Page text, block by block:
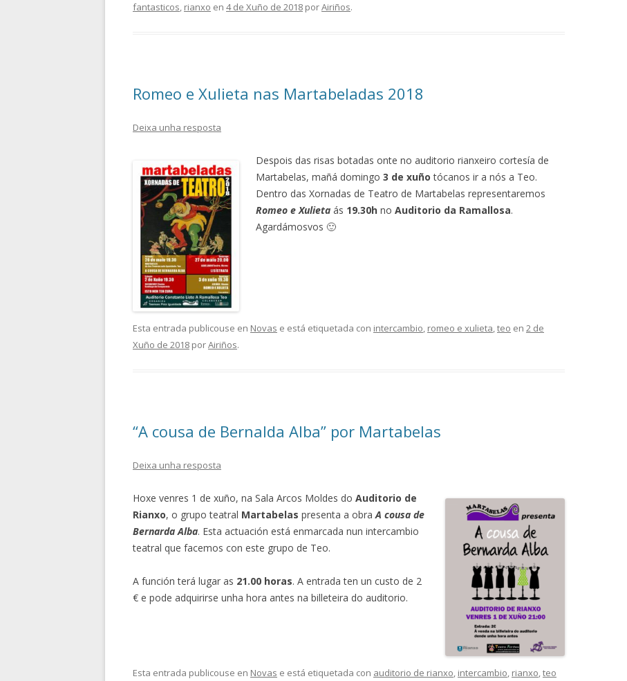
fantasticos, rianxo en 4 de Xuño de 2018 porAiriños.
Romeo e Xulieta nas Martabeladas 2018
Deixa unha resposta
Despois das risas botadas onte no auditorio rianxeiro cortesía de
Martabelas, mañá domingo 3 de xuño tócanos ir a nós a Teo.
Dentro das Xornadas de Teatro de Martabelas representaremos
Romeo e Xulieta ás 19.30h no Auditorio da Ramallosa.
Agardámosvos 🙂
Esta entrada publicouse en Novas e está etiquetada con intercambio, romeo e xulieta,teo en 2 de
Xuño de 2018 porAiriños.
“A cousa de Bernalda Alba” por Martabelas
Deixa unha resposta
Hoxe venres 1 de xuño, na Sala Arcos Moldes do Auditorio de
Rianxo, o grupo teatral Martabelas presenta a obraA cousa de
Bernarda Alba. Esta actuación está enmarcada nun intercambio
teatral que facemos con este grupo de Teo.
A función terá lugar as 21.00 horas. A entrada ten un custo de 2
€ e pode adquirirse unha hora antes na billeteira do auditorio.
Esta entrada publicouse en Novas e está etiquetada con auditorio de rianxo intercambio rianxo teo